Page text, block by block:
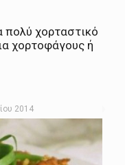
πολύ χορταστικό
χορτοφάγους ή
2014